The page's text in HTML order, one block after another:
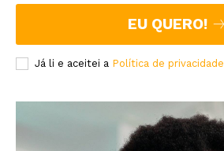
EU QUERO!
Já li e aceitei a Política de privacidade